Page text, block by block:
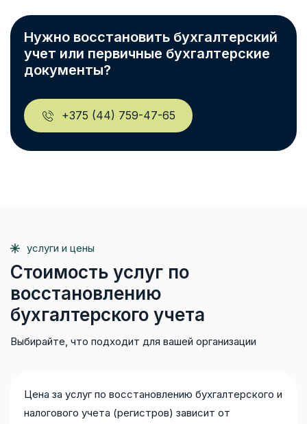
Нужно восстановить бухгалтерский
учет или первичные бухгалтерские
документы?
+375 (44) 759-47-65
услуги и цены
Стоимость услуг по
восстановлению
бухгалтерского учета
Выбирайте, что подходит для вашей организации
Цена за услуг по восстановлению бухгалтерского и
налогового учета (регистров) зависит от